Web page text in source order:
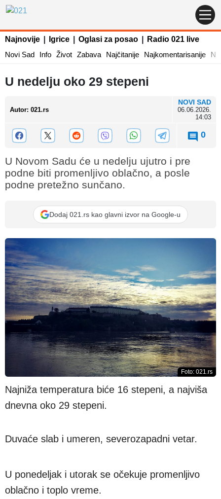
Najnovije Igrice Oglasi za posao
Radio 021 live
Novi Sad
Info Život Zabava Najčitanije Najkomentarisanije
U nedelju oko 29 stepeni
Autor: 021.rs
NOVI SAD
06.06.2026.
14:03
0
U Novom Sadu će u nedelju ujutro i pre
podne biti promenljivo oblačno, a posle
podne pretežno sunčano.
Dodaj 021.rs kao glavni izvor na Google-u
Foto: 021.rs
Najniža temperatura biće 16 stepeni, a najviša
dnevna oko 29 stepeni.
Duvaće slab i umeren, severozapadni vetar.
U ponedeljak i utorak se očekuje promenljivo
oblačno i toplo vreme.